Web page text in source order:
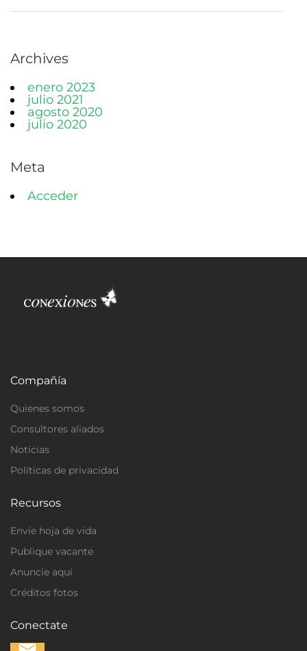
Archives
enero 2023
julio 2021
agosto 2020
julio 2020
Meta
Acceder
Compañía
Quienes somos
Consultores aliados
Noticias
Políticas de privacidad
Recursos
Envíe hoja de vida
Publique vacante
Anuncie aquí
Créditos fotos
Conectate